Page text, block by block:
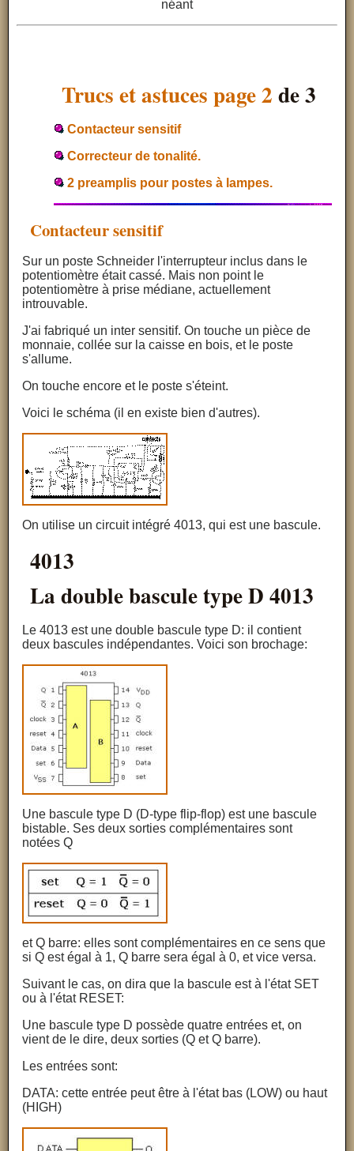
néant
Trucs et astuces page 2 de 3
Contacteur sensitif
Correcteur de tonalité.
2 preamplis pour postes à lampes.
Contacteur sensitif
Sur un poste Schneider l'interrupteur inclus dans le
potentiomètre était cassé. Mais non point le
potentiomètre à prise médiane, actuellement
introuvable.
J'ai fabriqué un inter sensitif. On touche un pièce de
monnaie, collée sur la caisse en bois, et le poste
s'allume.
On touche encore et le poste s'éteint.
Voici le schéma (il en existe bien d'autres).
On utilise un circuit intégré 4013, qui est une bascule.
4013
La double bascule type D 4013
Le 4013 est une double bascule type D: il contient
deux bascules indépendantes. Voici son brochage:
Une bascule type D (D-type flip-flop) est une bascule
bistable. Ses deux sorties complémentaires sont
notées Q
et Q barre: elles sont complémentaires en ce sens que
si Q est égal à 1, Q barre sera égal à 0, et vice versa.
Suivant le cas, on dira que la bascule est à l'état SET
ou à l'état RESET:
Une bascule type D possède quatre entrées et, on
vient de le dire, deux sorties (Q et Q barre).
Les entrées sont:
DATA: cette entrée peut être à l'état bas (LOW) ou haut
(HIGH)